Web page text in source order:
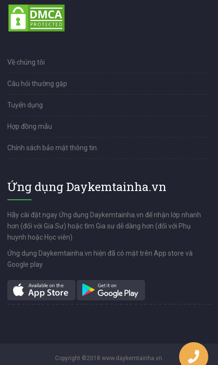
Về chúng tôi
Câu hỏi thường gặp
Tuyển dụng
Hợp đồng mẫu
Chính sách bảo mật thông tin
Ứng dụng Daykemtainha.vn
Hãy cài đặt ngay Ứng dụng Daykemtainha.vn để nhận lớp nhanh
hơn (đối với Gia Sư) hoặc tìm Gia sư dễ dàng hơn (đối với Phụ
huynh hoặc Học viên)
Ứng dụng Daykemtainha.vn hiện đã có mặt trên App store và
Google play
Copyright ©2018 www.daykemtainha.vn.